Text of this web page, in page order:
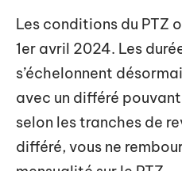
Les conditions du PTZ
1er avril 2024. Les
s’échelonnent
avec un différé
selon les tranches de
différé, vous ne